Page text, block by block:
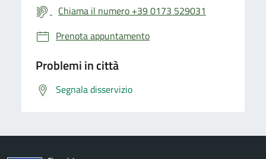
Chiama il numero +39 0173 529031
Prenota appuntamento
Problemi in città
Segnala disservizio